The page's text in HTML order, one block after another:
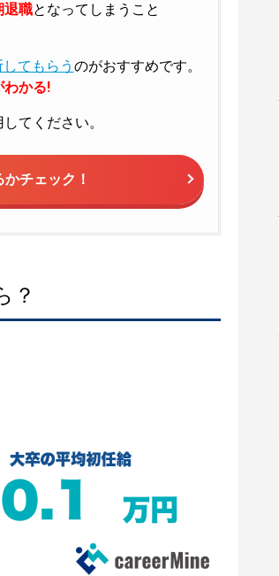
退職となってしまうこと
てもらう のがおすすめです。
わかる!
てください。
チェック！
？